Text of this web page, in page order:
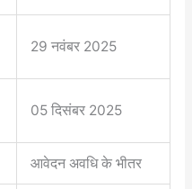
29 नवंबर 2025
05 दिसंबर 2025
आवेदन अवधि के भीतर